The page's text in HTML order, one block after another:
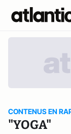
CONTENUS EN
"YOGA"